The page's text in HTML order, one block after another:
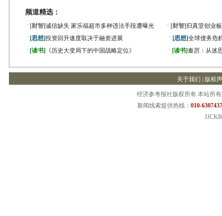
频道精选：
· [财智]诚信缺失 家乐福超市多种违法手段遭曝光 · [财智] 归真堂创业
· [思想]投资回升速度取决于融资进展 · [思想]全球债务危
· [读书] 《历史大变局下的中国战略定位》 · [读书]秦厉：从迷
关于我们 版权
经济参考报社版权所有 本站所
新闻线索提供热线： 010-